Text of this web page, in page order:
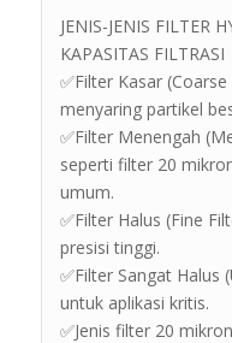
JENIS-JENIS FILTER
KAPASITAS FILTRASI
✅Filter Kasar
menyaring partikel
✅Filter Menengah
seperti filter 20
umum.
✅Filter Halus (Fine
presisi tinggi.
✅Filter Sangat Halus
untuk aplikasi kritis.
✅Jenis filter 20